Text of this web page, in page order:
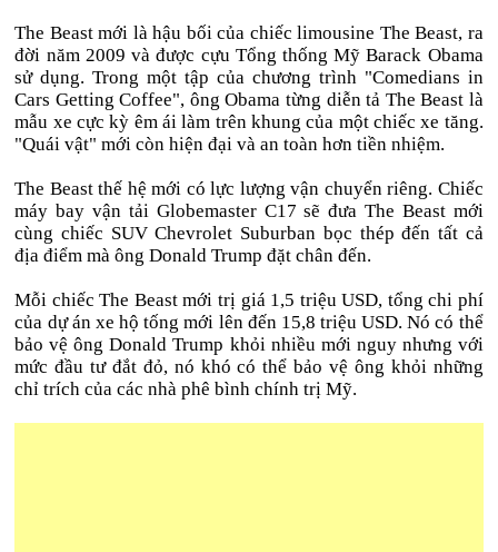
The Beast mới là hậu bối của chiếc limousine The Beast, ra
đời năm 2009 và được cựu Tổng thống Mỹ Barack Obama
sử dụng. Trong một tập của chương trình "Comedians in
Cars Getting Coffee", ông Obama từng diễn tả The Beast là
mẫu xe cực kỳ êm ái làm trên khung của một chiếc xe tăng.
"Quái vật" mới còn hiện đại và an toàn hơn tiền nhiệm.
The Beast thế hệ mới có lực lượng vận chuyển riêng. Chiếc
máy bay vận tải Globemaster C17 sẽ đưa The Beast mới
cùng chiếc SUV Chevrolet Suburban bọc thép đến tất cả
địa điểm mà ông Donald Trump đặt chân đến.
Mỗi chiếc The Beast mới trị giá 1,5 triệu USD, tổng chi phí
của dự án xe hộ tống mới lên đến 15,8 triệu USD. Nó có thể
bảo vệ ông Donald Trump khỏi nhiều mới nguy nhưng với
mức đầu tư đắt đỏ, nó khó có thể bảo vệ ông khỏi những
chỉ trích của các nhà phê bình chính trị Mỹ.